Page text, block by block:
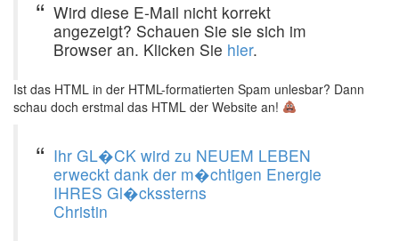
Wird diese E-Mail nicht korrekt
angezeigt? Schauen Sie sie sich im
Browser an. Klicken Sie hier.
Ist das HTML in der HTML-formatierten Spam unlesbar? Dann
schau doch erstmal das HTML der Website an!
Ihr GL�CK wird zu NEUEM LEBEN
erweckt dank der m�chtigen Energie
IHRES Gl�ckssterns
Christin